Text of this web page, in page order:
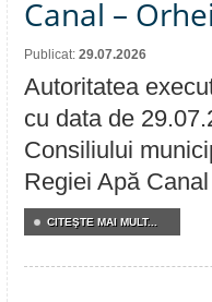
Canal –
Publicat: 29.07.2026
Autoritatea
cu data de
Consiliului
Regiei Apă
CITEŞTE MAI MULT...